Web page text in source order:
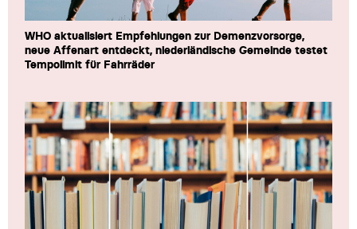
WHO aktualisiert Empfehlungen zur Demenzvorsorge,
neue Affenart entdeckt, niederländische Gemeinde testet
Tempolimit für Fahrräder